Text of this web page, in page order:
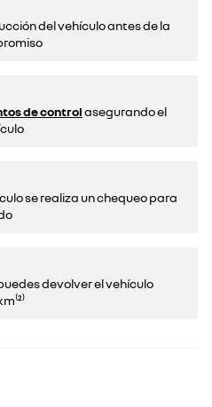
del vehículo antes de la
de controlasegurando el
se realiza un chequeo para
devolver el vehículo